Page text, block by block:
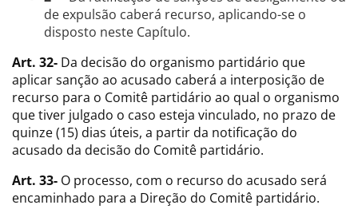
de expulsão caberá recurso, aplicando-se o
disposto neste Capítulo.
Art. 32- Da decisão do organismo partidário que
aplicar sanção ao acusado caberá a interposição de
recurso para o Comitê partidário ao qual o organismo
que tiver julgado o caso esteja vinculado, no prazo de
quinze (15) dias úteis, a partir da notificação do
acusado da decisão do Comitê partidário.
Art. 33- O processo, com o recurso do acusado será
encaminhado para a Direção do Comitê partidário.